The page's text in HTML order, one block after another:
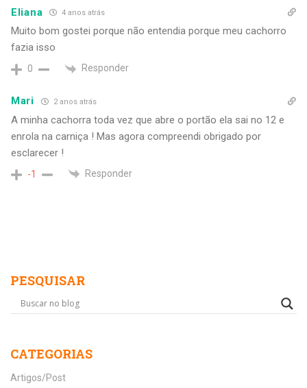
Eliana 4 anos atrás
Muito bom gostei porque não entendia porque meu cachorro
fazia isso
0 Responder
Mari 2 anos atrás
A minha cachorra toda vez que abre o portão ela sai no 12 e
enrola na carniça ! Mas agora compreendi obrigado por
esclarecer !
-1 Responder
PESQUISAR
CATEGORIAS
Artigos/Post